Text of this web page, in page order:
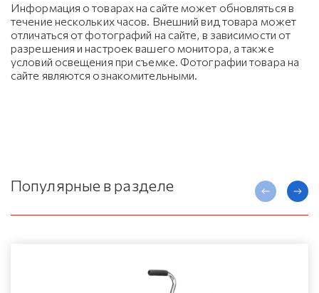
Информация о товарах на сайте может обновляться в
течение нескольких часов. Внешний вид товара может
отличаться от фотографий на сайте, в зависимости от
разрешения и настроек вашего монитора, а также
условий освещения при съемке. Фотографии товара на
сайте являются ознакомительными.
Популярные в разделе